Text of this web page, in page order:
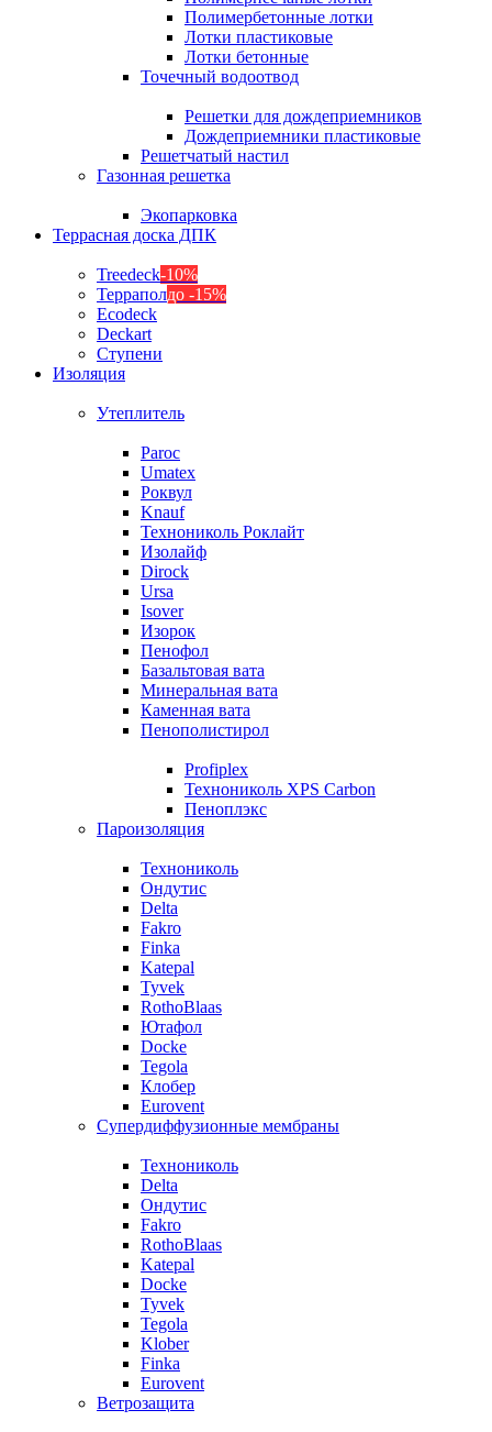
Полимербетонные лотки
Лотки пластиковые
Лотки бетонные
Точечный водоотвод
Решетки для дождеприемников
Дождеприемники пластиковые
Решетчатый настил
Газонная решетка
Экопарковка
Террасная доска ДПК
Treedeck-10%
Терраполдо -15%
Ecodeck
Deckart
Ступени
Изоляция
Утеплитель
Paroc
Umatex
Роквул
Knauf
Технониколь Роклайт
Изолайф
Dirock
Ursa
Isover
Изорок
Пенофол
Базальтовая вата
Минеральная вата
Каменная вата
Пенополистирол
Profiplex
Технониколь XPS Carbon
Пеноплэкс
Пароизоляция
Технониколь
Ондутис
Delta
Fakro
Finka
Katepal
Tyvek
RothoBlaas
Ютафол
Docke
Tegola
Клобер
Eurovent
Супердиффузионные мембраны
Технониколь
Delta
Ондутис
Fakro
RothoBlaas
Katepal
Docke
Tyvek
Tegola
Klober
Finka
Eurovent
Ветрозащита